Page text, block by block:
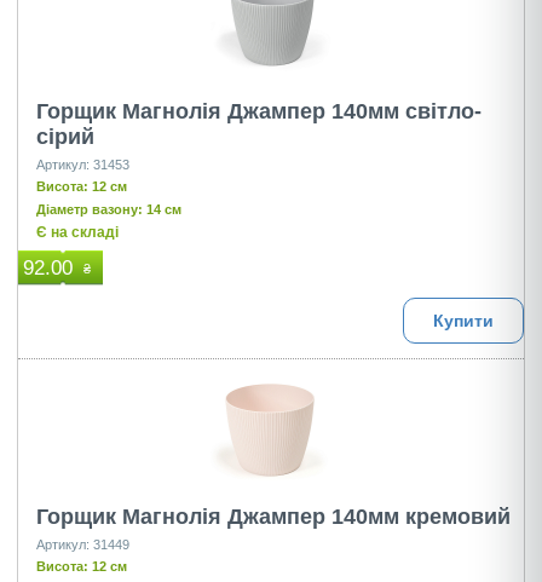
Горщик Магнолія Джампер 140мм світло-
сірий
Артикул: 31453
Висота: 12 см
Діаметр вазону: 14 см
Є на складі
92.00 ₴
Купити
Горщик Магнолія Джампер 140мм кремовий
Артикул: 31449
Висота: 12 см